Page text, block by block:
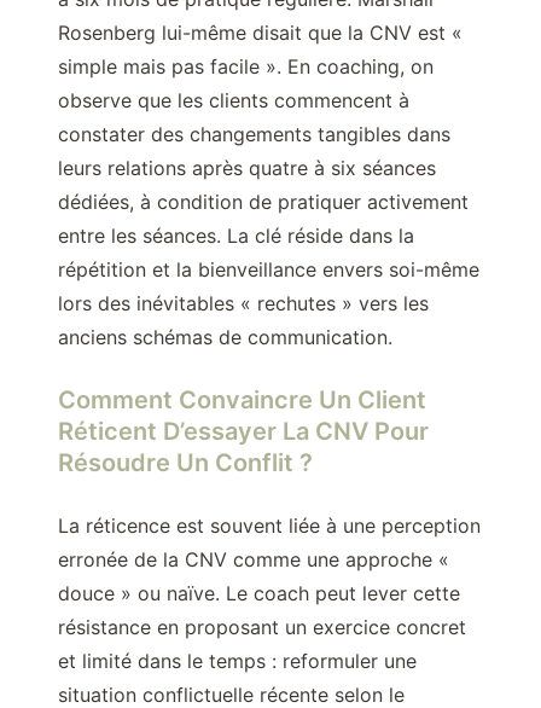
Rosenberg lui-même disait que la CNV est «
simple mais pas facile ». En coaching, on
observe que les clients commencent à
constater des changements tangibles dans
leurs relations après quatre à six séances
dédiées, à condition de pratiquer activement
entre les séances. La clé réside dans la
répétition et la bienveillance envers soi-même
lors des inévitables « rechutes » vers les
anciens schémas de communication.
Comment Convaincre Un Client
Réticent D’essayer La CNV Pour
Résoudre Un Conflit ?
La réticence est souvent liée à une perception
erronée de la CNV comme une approche «
douce » ou naïve. Le coach peut lever cette
résistance en proposant un exercice concret
et limité dans le temps : reformuler une
situation conflictuelle récente selon le